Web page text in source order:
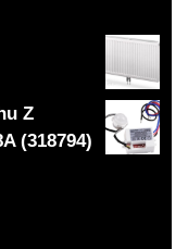
Z
(318794)